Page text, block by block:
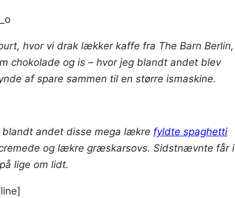
hvor vi drak lækker kaffe fra The Barn Berlin,
chokolade og is – hvor jeg blandt andet blev
af spare sammen til en større ismaskine.
andet disse mega lækre fyldte spaghetti
og lækre græskarsovs. Sidstnævnte får i
lige om lidt.